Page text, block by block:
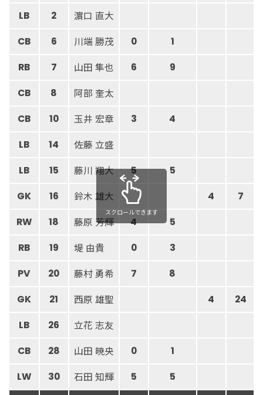
LB 2 濵口 直大
CB 6 川端 勝茂 0 1
RB 7 山田 隼也 6 9
CB 8 阿部 奎太
CB 10 玉井 宏章 3 4
LB 14 佐藤 立盛
LB 15 藤川 翔大 5 5
GK 16 鈴木 雄大 4 7
RW 18 藤原 芳輝 4 5
RB 19 堤 由貴 0 3
PV 20 藤村 勇希 7 8
GK 21 西原 雄聖 4 24
LB 26 立花 志友
CB 28 山田 暁央 0 1
LW 30 石田 知輝 5 5
スクロールできます